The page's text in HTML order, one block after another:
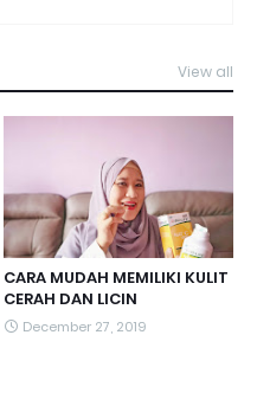
View all
CARA MUDAH MEMILIKI KULIT
CERAH DAN LICIN
December 27, 2019